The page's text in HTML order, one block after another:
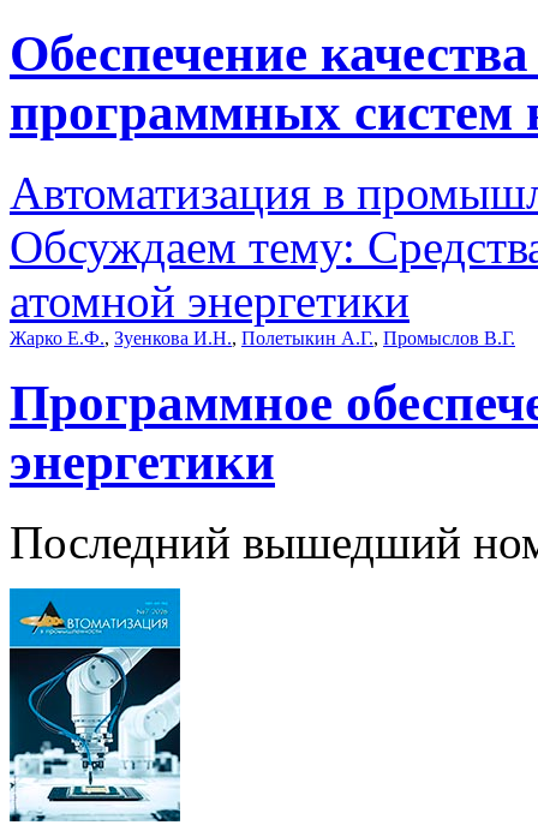
Обеспечение
программных систем
Автоматизация в
Обсуждаем тему:
атомной энергетики
Жарко Е.Ф., Зуенкова И.Н., Полетыкин А.Г., Промыслов В.Г.
Программное
энергетики
Последний вышедший